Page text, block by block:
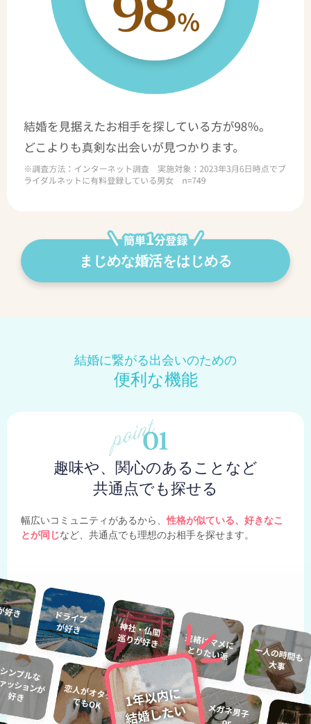
まじめな婚活をはじめる
結婚に繋がる出会いのための
便利な機能
趣味や、関心のあることなど
共通点でも探せる
幅広いコミュニティがあるから、性格が似ている、好きなこ
とが同じなど、共通点でも理想のお相手を探せます。